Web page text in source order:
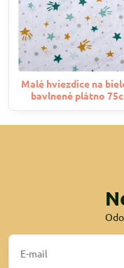
Malé hviezdice na
bavlnené plátno